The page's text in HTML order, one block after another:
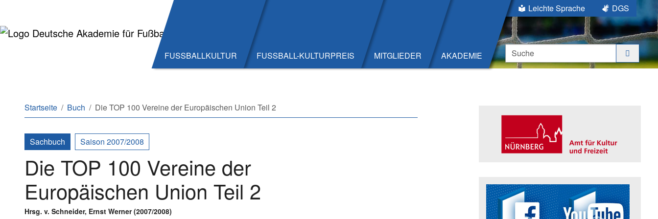
FUSSBALLKULTUR FUSSBALL-KULTURPREIS MITGLIEDER AKADEMIE
Leichte Sprache
DGS
Suche
Sie sind hier:
Startseite Buch Die TOP 100 Vereine der Europäischen Union Teil 2
Sachbuch Saison 2007/2008
Die TOP 100 Vereine der
Europäischen Union Teil 2
Hrsg. v. Schneider, Ernst Werner (2007/2008)